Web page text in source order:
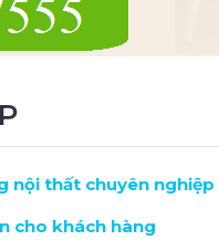
nội thất chuyên nghiệp
cho khách hàng